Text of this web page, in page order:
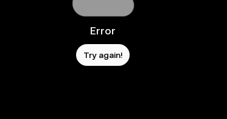
Error
Try again!